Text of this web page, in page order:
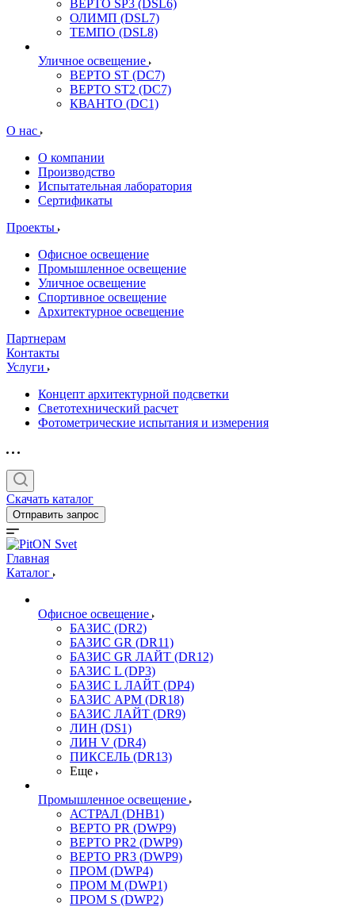
ВЕРТО SP3 (DSL6)
ОЛИМП (DSL7)
ТЕМПО (DSL8)
Уличное освещение
ВЕРТО ST (DC7)
ВЕРТО ST2 (DC7)
КВАНТО (DC1)
О нас
О компании
Производство
Испытательная лаборатория
Сертификаты
Проекты
Офисное освещение
Промышленное освещение
Уличное освещение
Спортивное освещение
Архитектурное освещение
Партнерам
Контакты
Услуги
Концепт архитектурной подсветки
Светотехнический расчет
Фотометрические испытания и измерения
Скачать каталог
Отправить запрос
Главная
Каталог
Офисное освещение
БАЗИС (DR2)
БАЗИС GR (DR11)
БАЗИС GR ЛАЙТ (DR12)
БАЗИС L (DP3)
БАЗИС L ЛАЙТ (DP4)
БАЗИС АРМ (DR18)
БАЗИС ЛАЙТ (DR9)
ЛИН (DS1)
ЛИН V (DR4)
ПИКСЕЛЬ (DR13)
Еще
Промышленное освещение
АСТРАЛ (DHB1)
ВЕРТО PR (DWP9)
ВЕРТО PR2 (DWP9)
ВЕРТО PR3 (DWP9)
ПРОМ (DWP4)
ПРОМ M (DWP1)
ПРОМ S (DWP2)